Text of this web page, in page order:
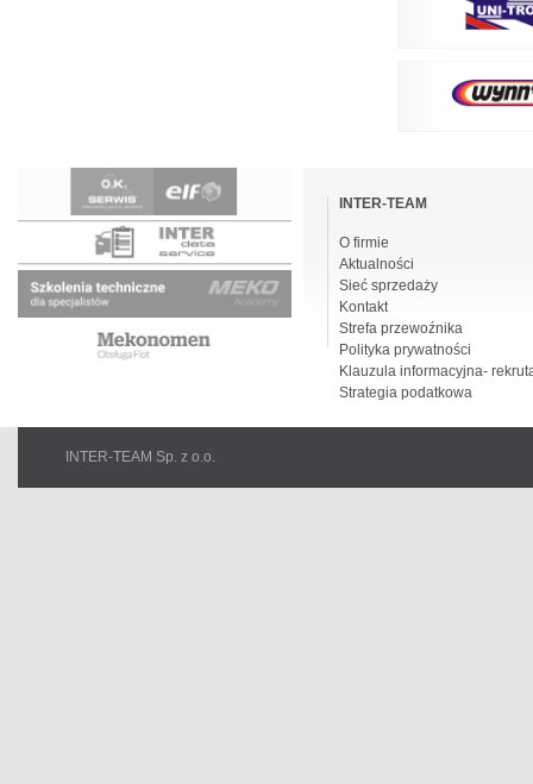
nawigacjeINTER-TEAM
O firmie
Aktualności
Sieć sprzedaży
Kontakt
Strefa przewoźnika
Polityka prywatności
Klauzula informacyjna-
Strategia podatkowa
INTER-TEAM Sp. z o.o.